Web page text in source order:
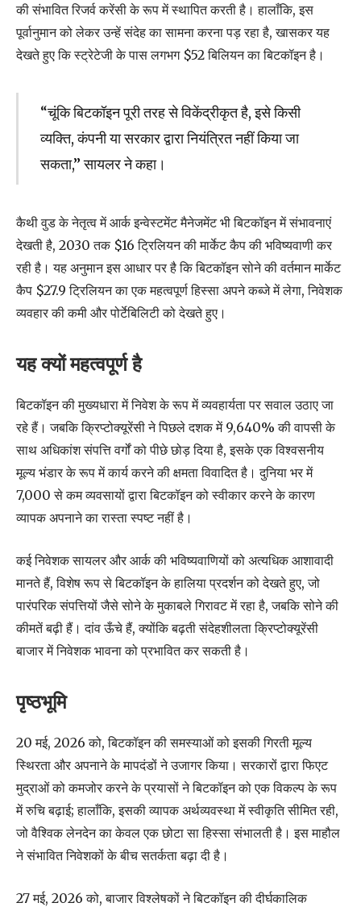
की संभावित रिजर्व करेंसी के रूप में स्थापित करती है। हालाँकि, इस
पूर्वानुमान को लेकर उन्हें संदेह का सामना करना पड़ रहा है, खासकर यह
देखते हुए कि स्ट्रेटेजी के पास लगभग $52 बिलियन का बिटकॉइन है।
“चूंकि बिटकॉइन पूरी तरह से विकेंद्रीकृत है, इसे किसी
व्यक्ति, कंपनी या सरकार द्वारा नियंत्रित नहीं किया जा
सकता,” सायलर ने कहा।
कैथी वुड के नेतृत्व में आर्क इन्वेस्टमेंट मैनेजमेंट भी बिटकॉइन में संभावनाएं
देखती है, 2030 तक $16 ट्रिलियन की मार्केट कैप की भविष्यवाणी कर
रही है। यह अनुमान इस आधार पर है कि बिटकॉइन सोने की वर्तमान मार्केट
कैप $27.9 ट्रिलियन का एक महत्वपूर्ण हिस्सा अपने कब्जे में लेगा, निवेशक
व्यवहार की कमी और पोर्टेबिलिटी को देखते हुए।
यह क्यों महत्वपूर्ण है
बिटकॉइन की मुख्यधारा में निवेश के रूप में व्यवहार्यता पर सवाल उठाए जा
रहे हैं। जबकि क्रिप्टोक्यूरेंसी ने पिछले दशक में 9,640% की वापसी के
साथ अधिकांश संपत्ति वर्गों को पीछे छोड़ दिया है, इसके एक विश्वसनीय
मूल्य भंडार के रूप में कार्य करने की क्षमता विवादित है। दुनिया भर में
7,000 से कम व्यवसायों द्वारा बिटकॉइन को स्वीकार करने के कारण
व्यापक अपनाने का रास्ता स्पष्ट नहीं है।
कई निवेशक सायलर और आर्क की भविष्यवाणियों को अत्यधिक आशावादी
मानते हैं, विशेष रूप से बिटकॉइन के हालिया प्रदर्शन को देखते हुए, जो
पारंपरिक संपत्तियों जैसे सोने के मुकाबले गिरावट में रहा है, जबकि सोने की
कीमतें बढ़ी हैं। दांव ऊँचे हैं, क्योंकि बढ़ती संदेहशीलता क्रिप्टोक्यूरेंसी
बाजार में निवेशक भावना को प्रभावित कर सकती है।
पृष्ठभूमि
20 मई, 2026 को, बिटकॉइन की समस्याओं को इसकी गिरती मूल्य
स्थिरता और अपनाने के मापदंडों ने उजागर किया। सरकारों द्वारा फिएट
मुद्राओं को कमजोर करने के प्रयासों ने बिटकॉइन को एक विकल्प के रूप
में रुचि बढ़ाई; हालाँकि, इसकी व्यापक अर्थव्यवस्था में स्वीकृति सीमित रही,
जो वैश्विक लेनदेन का केवल एक छोटा सा हिस्सा संभालती है। इस माहौल
ने संभावित निवेशकों के बीच सतर्कता बढ़ा दी है।
27 मई, 2026 को, बाजार विश्लेषकों ने बिटकॉइन की दीर्घकालिक